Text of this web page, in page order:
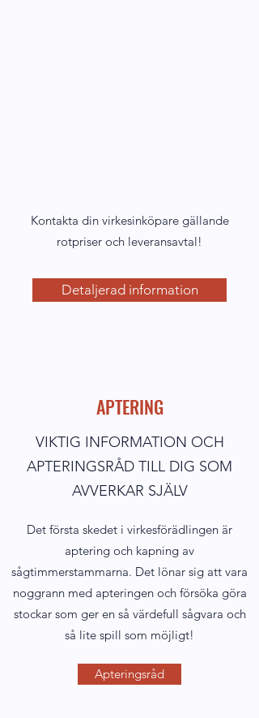
Kontakta din virkesinköpare gällande
rotpriser och leveransavtal!
Detaljerad information
APTERING
VIKTIG INFORMATION OCH
APTERINGSRÅD TILL DIG SOM
AVVERKAR SJÄLV
Det första skedet i virkesförädlingen är
aptering och kapning av
sågtimmerstammarna. Det lönar sig att vara
noggrann med apteringen och försöka göra
stockar som ger en så värdefull sågvara och
så lite spill som möjligt!
Apteringsråd